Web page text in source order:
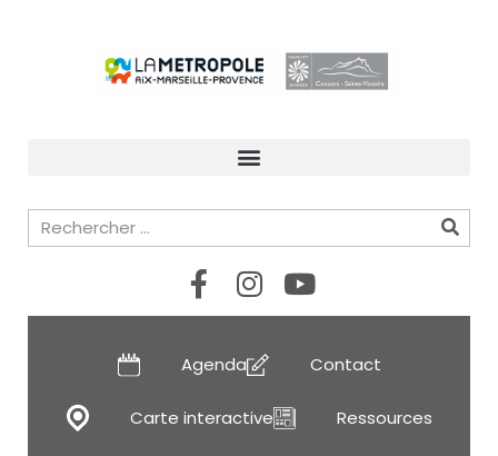
Agenda Contact
Carte interactive Ressources